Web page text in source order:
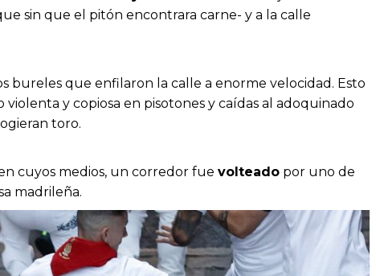
sin que el pitón encontrara carne- y a la calle
bureles que enfilaron la calle a enorme velocidad. Esto
violenta y copiosa en pisotones y caídas al adoquinado
toro.
cuyos medios, un corredor fue volteado por uno de
madrileña.